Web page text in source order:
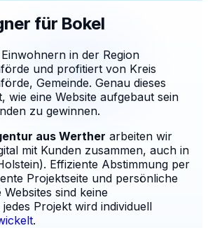
für Bokel
in der Region
und profitiert von Kreis
Gemeinde. Genau dieses
wie eine Website aufgebaut sein
zu gewinnen.
aus Werther arbeiten wir
mit Kunden zusammen, auch in
Effiziente Abstimmung per
Projektseite und persönliche
Websites sind keine
Projekt wird individuell
.